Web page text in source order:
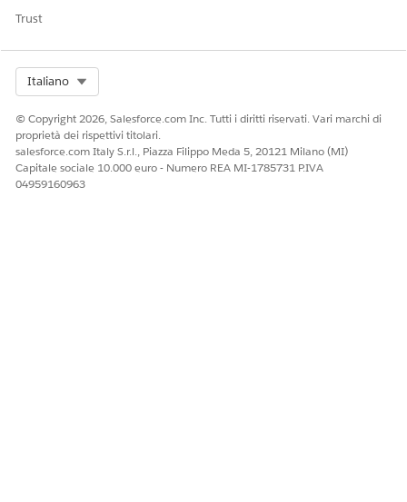
Trust
Italiano
© Copyright 2026, Salesforce.com Inc. Tutti i diritti riservati. Vari marchi di
proprietà dei rispettivi titolari.
salesforce.com Italy S.r.l., Piazza Filippo Meda 5, 20121 Milano (MI)
Capitale sociale 10.000 euro - Numero REA MI-1785731 P.IVA
04959160963